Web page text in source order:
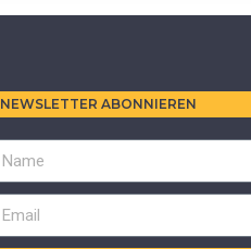
NEWSLETTER ABONNIEREN